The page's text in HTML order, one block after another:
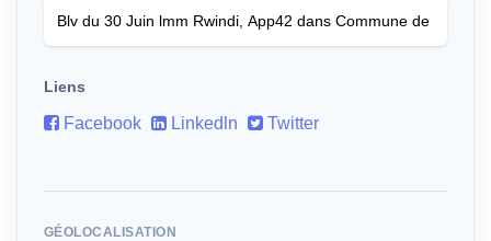
Liens
Facebook Linkedln Twitter
GÉOLOCALISATION